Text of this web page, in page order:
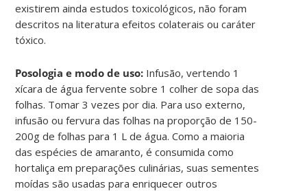
existirem ainda estudos toxicológicos, não foram
descritos na literatura efeitos colaterais ou caráter
tóxico.
Posologia e modo de uso: Infusão, vertendo 1
xícara de água fervente sobre 1 colher de sopa das
folhas. Tomar 3 vezes por dia. Para uso externo,
infusão ou fervura das folhas na proporção de 150-
200g de folhas para 1 L de água. Como a maioria
das espécies de amaranto, é consumida como
hortaliça em preparações culinárias, suas sementes
moídas são usadas para enriquecer outros